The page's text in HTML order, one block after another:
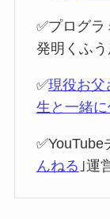
✅プログ
発明くふ
✅現役お父
生と一緒
✅YouTube
んねる ｣運